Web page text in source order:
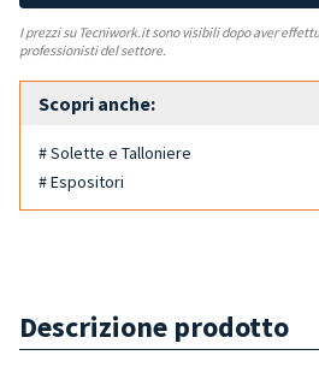
I prezzi su Tecniwork.it sono visibili dopo aver
professionisti del settore.
Scopri anche:
# Solette e Talloniere
# Espositori
Descrizione prodotto